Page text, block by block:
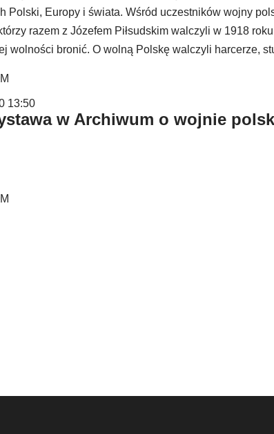
Polski, Europy i świata. Wśród uczestników wojny
razem z Józefem Piłsudskim walczyli w 1918
wolności bronić. O wolną Polskę walczyli harcerze,
13:50
w Archiwum o wojnie